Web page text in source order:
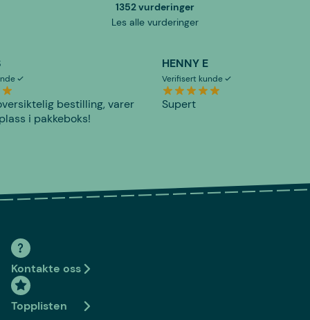
1352 vurderinger
Les alle vurderinger
bestilling, varer
i pakkeboks!
HENNY E
Verifisert kunde
Supert
Kontakte oss
Topplisten